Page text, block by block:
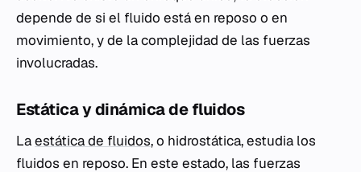
depende de si el fluido está en reposo o en
movimiento, y de la complejidad de las fuerzas
involucradas.
Estática y dinámica de fluidos
Laestática de fluidos, o hidrostática, estudia los
fluidos en reposo. En este estado, las fuerzas